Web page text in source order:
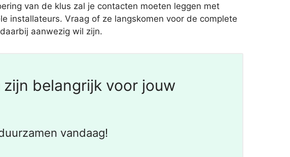
van de klus zal je contacten moeten leggen met
installateurs. Vraag of ze langskomen voor de complete
aanwezig wil zijn.
belangrijk voor jouw
vandaag!